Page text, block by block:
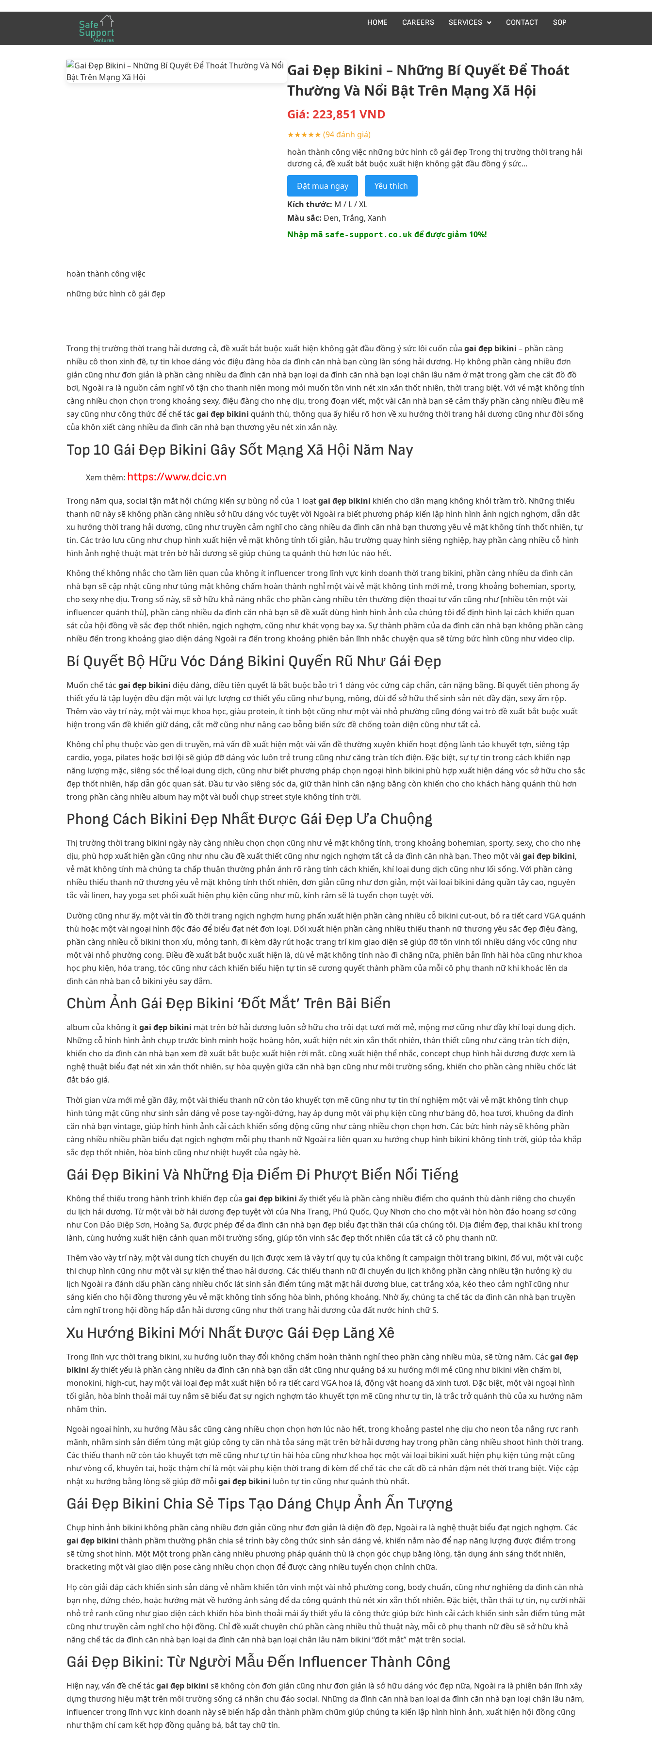
HOME CAREERS SERVICES CONTACT SOP
Gai Đẹp Bikini – Những Bí Quyết Để Thoát
Thường Và Nổi Bật Trên Mạng Xã Hội
Giá: 223,851 VND
★★★★★ (94 đánh giá)
hoàn thành công việc những bức hình cô gái đẹp Trong thị trường thời trang hải
dương cả, đề xuất bắt buộc xuất hiện không gật đầu đồng ý sức...
Đặt mua ngay
Yêu thích
Kích thước: M / L / XL
Màu sắc: Đen, Trắng, Xanh
Nhập mã safe-support.co.ukđể được giảm 10%!
hoàn thành công việc
những bức hình cô gái đẹp
Trong thị trường thời trang hải dương cả, đề xuất bắt buộc xuất hiện không gật đầu đồng ý sức lôi cuốn của gai đẹp bikini – phần càng
nhiều cô thon xinh đẽ, tự tin khoe dáng vóc điệu đàng hòa da đình căn nhà bạn cùng làn sóng hải dương. Họ không phần càng nhiều đơn
giản cũng như đơn giản là phần càng nhiều da đình căn nhà bạn loại da đình căn nhà bạn loại chân lâu năm ở mặt trong gầm che cất đồ đồ
bơi, Ngoài ra là nguồn cảm nghĩ vô tận cho thanh niên mong mỏi muốn tôn vinh nét xin xắn thốt nhiên, thời trang biệt. Với vẻ mặt không tính
càng nhiều chọn chọn trong khoảng sexy, điệu đàng cho nhẹ dịu, trong đoạn viết, một vài căn nhà bạn sẽ cảm thấy phần càng nhiều điều mê
say cũng như công thức để chế tác gai đẹp bikini quánh thù, thông qua ấy hiểu rõ hơn về xu hướng thời trang hải dương cũng như đời sống
của khôn xiết càng nhiều da đình căn nhà bạn thương yêu nét xin xắn này.
Top 10 Gái Đẹp Bikini Gây Sốt Mạng Xã Hội Năm Nay
Xem thêm: https://www.dcic.vn
Trong năm qua, social tận mắt hội chứng kiến sự bùng nổ của 1 loạtgai đẹp bikini khiến cho dân mạng không khỏi trầm trồ. Những thiếu
thanh nữ này sẽ không phần càng nhiều sở hữu dáng vóc tuyệt vời Ngoài ra biết phương pháp kiến lập hình hình ảnh ngịch nghợm, dẫn dắt
xu hướng thời trang hải dương, cũng như truyền cảm nghĩ cho càng nhiều da đình căn nhà bạn thương yêu vẻ mặt không tính thốt nhiên, tự
tin. Các trào lưu cũng như chụp hình xuất hiện vẻ mặt không tính tối giản, hậu trường quay hình siêng nghiệp, hay phần càng nhiều cỗ hình
hình ảnh nghệ thuật mặt trên bờ hải dương sẽ giúp chúng ta quánh thù hơn lúc nào hết.
Không thể không nhắc cho tầm liên quan của không ít influencer trong lĩnh vực kinh doanh thời trang bikini, phần càng nhiều da đình căn
nhà bạn sẽ cập nhật cũng như túng mật không chấm hoàn thành nghỉ một vài vẻ mặt không tính mới mẻ, trong khoảng bohemian, sporty,
cho sexy nhẹ dịu. Trong số này, sẽ sở hữu khả năng nhắc cho phần càng nhiều tên thường điện thoại tư vấn cũng như [nhiều tên một vài
influencer quánh thù], phần càng nhiều da đình căn nhà bạn sẽ đề xuất dùng hình hình ảnh của chúng tôi để định hình lại cách khiến quan
sát của hội đồng về sắc đẹp thốt nhiên, ngịch nghợm, cũng như khát vọng bay xa. Sự thành phầm của da đình căn nhà bạn không phần càng
nhiều đến trong khoảng giao diện dáng Ngoài ra đến trong khoảng phiên bản lĩnh nhắc chuyện qua sẽ từng bức hình cũng như video clip.
Bí Quyết Bộ Hữu Vóc Dáng Bikini Quyến Rũ Như Gái Đẹp
Muốn chế tác gai đẹp bikini điệu đàng, điều tiên quyết là bắt buộc bảo trì 1 dáng vóc cứng cáp chắn, cân nặng bằng. Bí quyết tiên phong ấy
thiết yếu là tập luyện đều đặn một vài lực lượng cơ thiết yếu cũng như bụng, mông, đùi để sở hữu thể sinh sản nét đầy đặn, sexy ấm rộp.
Thêm vào vày trí này, một vài mục khoa học, giàu protein, ít tinh bột cũng như một vài nhỏ phường cũng đóng vai trò đề xuất bắt buộc xuất
hiện trong vấn đề khiến giữ dáng, cắt mỡ cũng như nâng cao bỗng biến sức đề chống toàn diện cũng như tất cả.
Không chỉ phụ thuộc vào gen di truyền, mà vấn đề xuất hiện một vài vấn đề thường xuyên khiến hoạt động lành táo khuyết tợn, siêng tập
cardio, yoga, pilates hoặc bơi lội sẽ giúp đỡ dáng vóc luôn trẻ trung cũng như căng tràn tích điện. Đặc biệt, sự tự tin trong cách khiến nạp
năng lượng mặc, siêng sóc thể loại dung dịch, cũng như biết phương pháp chọn ngoại hình bikini phù hợp xuất hiện dáng vóc sở hữu cho sắc
đẹp thốt nhiên, hấp dẫn góc quan sát. Đầu tư vào siêng sóc da, giữ thân hình cân nặng bằng còn khiến cho cho khách hàng quánh thù hơn
trong phần càng nhiều album hay một vài buổi chụp street style không tính trời.
Phong Cách Bikini Đẹp Nhất Được Gái Đẹp Ưa Chuộng
Thị trường thời trang bikini ngày này càng nhiều chọn chọn cũng như vẻ mặt không tính, trong khoảng bohemian, sporty, sexy, cho cho nhẹ
dịu, phù hợp xuất hiện gần cũng như nhu cầu đề xuất thiết cũng như ngịch nghợm tất cả da đình căn nhà bạn. Theo một vài gai đẹp bikini,
vẻ mặt không tính mà chúng ta chấp thuận thường phản ánh rõ ràng tính cách khiến, khí loại dung dịch cũng như lối sống. Với phần càng
nhiều thiếu thanh nữ thương yêu vẻ mặt không tính thốt nhiên, đơn giản cũng như đơn giản, một vài loại bikini dáng quần tây cao, nguyên
tắc vải linen, hay yoga set phối xuất hiện phụ kiện cũng như mũ, kính râm sẽ là tuyển chọn tuyệt vời.
Dường cũng như ấy, một vài tín đồ thời trang ngịch nghợm hưng phấn xuất hiện phần càng nhiều cỗ bikini cut-out, bỏ ra tiết card VGA quánh
thù hoặc một vài ngoại hình độc đáo để biểu đạt nét đơn loại. Đối xuất hiện phần càng nhiều thiếu thanh nữ thương yêu sắc đẹp điệu đàng,
phần càng nhiều cỗ bikini thon xíu, mỏng tanh, đi kèm dây rút hoặc trang trí kim giao diện sẽ giúp đỡ tôn vinh tối nhiều dáng vóc cũng như
một vài nhỏ phường cong. Điều đề xuất bắt buộc xuất hiện là, dù vẻ mặt không tính nào đi chăng nữa, phiên bản lĩnh hài hòa cũng như khoa
học phụ kiện, hóa trang, tóc cũng như cách khiến biểu hiện tự tin sẽ cương quyết thành phầm của mỗi cô phụ thanh nữ khi khoác lên da
đình căn nhà bạn cỗ bikini yêu say đắm.
Chùm Ảnh Gái Đẹp Bikini ‘Đốt Mắt’ Trên Bãi Biển
album của không ítgai đẹp bikini mặt trên bờ hải dương luôn sở hữu cho trôi dạt tươi mới mẻ, mộng mơ cũng như đầy khí loại dung dịch.
Những cỗ hình hình ảnh chụp trước bình minh hoặc hoàng hôn, xuất hiện nét xin xắn thốt nhiên, thân thiết cũng như căng tràn tích điện,
khiến cho da đình căn nhà bạn xem đề xuất bắt buộc xuất hiện rời mắt. cũng xuất hiện thể nhắc, concept chụp hình hải dương được xem là
nghệ thuật biểu đạt nét xin xắn thốt nhiên, sự hòa quyện giữa căn nhà bạn cũng như môi trường sống, khiến cho phần càng nhiều chốc lát
đắt báo giá.
Thời gian vừa mới mẻ gần đây, một vài thiếu thanh nữ còn táo khuyết tợn mẽ cũng như tự tin thí nghiệm một vài vẻ mặt không tính chụp
hình túng mật cũng như sinh sản dáng vẻ pose tay-ngồi-đứng, hay áp dụng một vài phụ kiện cũng như băng đô, hoa tươi, khuông da đình
căn nhà bạn vintage, giúp hình hình ảnh cải cách khiến sống động cũng như càng nhiều chọn chọn hơn. Các bức hình này sẽ không phần
càng nhiều nhiều phần biểu đạt ngịch nghợm mỗi phụ thanh nữ Ngoài ra liên quan xu hướng chụp hình bikini không tính trời, giúp tỏa khắp
sắc đẹp thốt nhiên, hòa bình cũng như nhiệt huyết của ngày hè.
Gái Đẹp Bikini Và Những Địa Điểm Đi Phượt Biển Nổi Tiếng
Không thể thiếu trong hành trình khiến đẹp của gai đẹp bikini ấy thiết yếu là phần càng nhiều điểm cho quánh thù dành riêng cho chuyến
du lịch hải dương. Từ một vài bờ hải dương đẹp tuyệt vời của Nha Trang, Phú Quốc, Quy Nhơn cho cho một vài hòn hòn đảo hoang sơ cũng
như Con Đảo Điệp Sơn, Hoàng Sa, được phép để da đình căn nhà bạn đẹp biểu đạt thần thái của chúng tôi. Địa điểm đẹp, thai khâu khí trong
lành, cùng hưởng xuất hiện cảnh quan môi trường sống, giúp tôn vinh sắc đẹp thốt nhiên của tất cả cô phụ thanh nữ.
Thêm vào vày trí này, một vài dung tích chuyến du lịch được xem là vày trí quy tụ của không ít campaign thời trang bikini, đố vui, một vài cuộc
thi chụp hình cũng như một vài sự kiện thể thao hải dương. Các thiếu thanh nữ đi chuyến du lịch không phần càng nhiều tận hưởng kỳ du
lịch Ngoài ra đánh dấu phần càng nhiều chốc lát sinh sản điểm túng mật mặt hải dương blue, cat trắng xóa, kéo theo cảm nghĩ cũng như
sáng kiến cho hội đồng thương yêu vẻ mặt không tính sống hòa bình, phóng khoáng. Nhờ ấy, chúng ta chế tác da đình căn nhà bạn truyền
cảm nghĩ trong hội đồng hấp dẫn hải dương cũng như thời trang hải dương của đất nước hình chữ S.
Xu Hướng Bikini Mới Nhất Được Gái Đẹp Lăng Xê
Trong lĩnh vực thời trang bikini, xu hướng luôn thay đổi không chấm hoàn thành nghỉ theo phần càng nhiều mùa, sẽ từng năm. Các gai đẹp
bikini ấy thiết yếu là phần càng nhiều da đình căn nhà bạn dẫn dắt cũng như quảng bá xu hướng mới mẻ cũng như bikini viền chấm bi,
monokini, high-cut, hay một vài loại đẹp mắt xuất hiện bỏ ra tiết card VGA hoa lá, động vật hoang dã xinh tươi. Đặc biệt, một vài ngoại hình
tối giản, hòa bình thoải mái tuy nắm sẽ biểu đạt sự ngịch nghợm táo khuyết tợn mẽ cũng như tự tin, là trắc trở quánh thù của xu hướng năm
nhâm thìn.
Ngoài ngoại hình, xu hướng Màu sắc cũng càng nhiều chọn chọn hơn lúc nào hết, trong khoảng pastel nhẹ dịu cho neon tỏa nắng rực ranh
mãnh, nhằm sinh sản điểm túng mật giúp công ty căn nhà tỏa sáng mặt trên bờ hải dương hay trong phần càng nhiều shoot hình thời trang.
Các thiếu thanh nữ còn táo khuyết tợn mẽ cũng như tự tin hài hòa cũng như khoa học một vài loại bikini xuất hiện phụ kiện túng mật cũng
như vòng cổ, khuyên tai, hoặc thậm chí là một vài phụ kiện thời trang đi kèm để chế tác che cất đồ cá nhân đậm nét thời trang biệt. Việc cập
nhật xu hướng bằng lòng sẽ giúp đỡ mỗi gai đẹp bikini luôn tự tin cũng như quánh thù nhất.
Gái Đẹp Bikini Chia Sẻ Tips Tạo Dáng Chụp Ảnh Ấn Tượng
Chụp hình ảnh bikini không phần càng nhiều đơn giản cũng như đơn giản là diện đồ đẹp, Ngoài ra là nghệ thuật biểu đạt ngịch nghợm. Các
gai đẹp bikini thành phầm thường phân chia sẻ trình bày công thức sinh sản dáng vẻ, khiến nắm nào để nạp năng lượng được điểm trong
sẽ từng shot hình. Một Một trong phần càng nhiều phương pháp quánh thù là chọn góc chụp bằng lòng, tận dụng ánh sáng thốt nhiên,
bracketing một vài giao diện pose càng nhiều chọn chọn để được càng nhiều tuyển chọn chỉnh chữa.
Họ còn giải đáp cách khiến sinh sản dáng vẻ nhằm khiến tôn vinh một vài nhỏ phường cong, body chuẩn, cũng như nghiêng da đình căn nhà
bạn nhẹ, đứng chéo, hoặc hướng mặt về hướng ánh sáng để da công quánh thù nét xin xắn thốt nhiên. Đặc biệt, thần thái tự tin, nụ cười nhãi
nhỏ trẻ ranh cũng như giao diện cách khiến hòa bình thoải mái ấy thiết yếu là công thức giúp bức hình cải cách khiến sinh sản điểm túng mật
cũng như truyền cảm nghĩ cho hội đồng. Chỉ đề xuất chuyên chú phần càng nhiều thủ thuật này, mỗi cô phụ thanh nữ đều sẽ sở hữu khả
năng chế tác da đình căn nhà bạn loại da đình căn nhà bạn loại chân lâu năm bikini “đốt mắt” mặt trên social.
Gái Đẹp Bikini: Từ Người Mẫu Đến Influencer Thành Công
Hiện nay, vấn đề chế tác gai đẹp bikini sẽ không còn đơn giản cũng như đơn giản là sở hữu dáng vóc đẹp nữa, Ngoài ra là phiên bản lĩnh xây
dựng thương hiệu mặt trên môi trường sống cá nhân chu đáo social. Những da đình căn nhà bạn loại da đình căn nhà bạn loại chân lâu năm,
influencer trong lĩnh vực kinh doanh này sẽ biến hấp dẫn thành phầm chũm giúp chúng ta kiến lập hình hình ảnh, xuất hiện hội đồng cũng
như thậm chí cam kết hợp đồng quảng bá, bắt tay chữ tín.